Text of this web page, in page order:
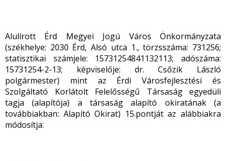
Alulírott Érd Megyei Jogú Város Önkormányzata
(székhelye: 2030 Érd, Alsó utca 1., törzsszáma: 731256;
statisztikai számjele: 15731254841132113; adószáma:
15731254-2-13; képviselője: dr. Csőzik László
polgármester) mint az Érdi Városfejlesztési és
Szolgáltató Korlátolt Felelősségű Társaság egyedüli
tagja (alapítója) a társaság alapító okiratának (a
továbbiakban: Alapító Okirat) 15.pontját az alábbiakra
módosítja: